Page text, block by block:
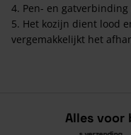
4. Pen- en
5. Het kozijn dient lood
vergemakkelijkt het
Alles voor